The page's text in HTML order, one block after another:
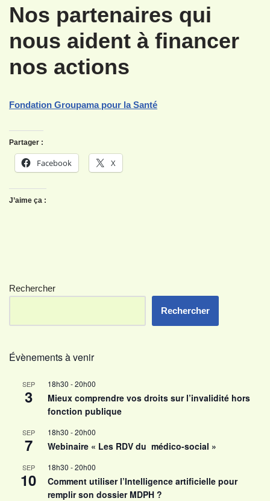
Nos partenaires qui
nous aident à financer
nos actions
Fondation Groupama pour la Santé
Partager :
Facebook X
J’aime ça :
Rechercher
Rechercher
Évènements à venir
SEP
3
18h30 -20h00
Mieux comprendre vos droits sur l’invalidité hors
fonction publique
SEP
7
18h30 -20h00
Webinaire « Les RDV du médico-social »
SEP
10
18h30 -20h00
Comment utiliser l’Intelligence artificielle pour
remplir son dossier MDPH ?